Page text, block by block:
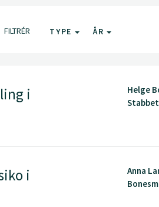
FILTRÉR TYPE ÅR
i
Helge
i
Anna